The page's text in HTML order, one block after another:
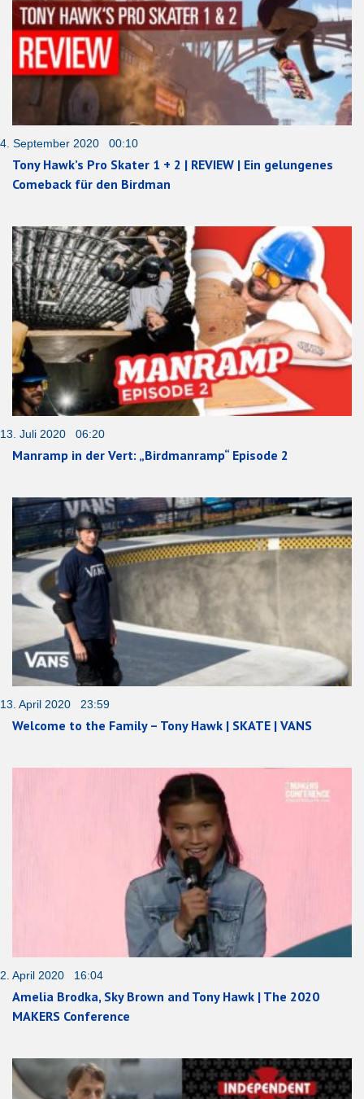
4. September 2020 00:10
Tony Hawk’s Pro Skater 1 + 2 | REVIEW | Ein gelungenes
Comeback für den Birdman
13. Juli 2020 06:20
Manramp in der Vert: „Birdmanramp“ Episode 2
13. April 2020 23:59
Welcome to the Family – Tony Hawk | SKATE | VANS
2. April 2020 16:04
Amelia Brodka, Sky Brown and Tony Hawk | The 2020
MAKERS Conference